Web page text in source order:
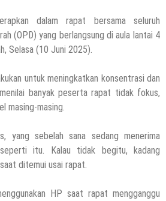
dalam rapat bersama seluruh
(OPD) yang berlangsung di aula lantai 4
Selasa (10 Juni 2025).
untuk meningkatkan konsentrasi dan
banyak peserta rapat tidak fokus,
masing-masing.
yang sebelah sana sedang menerima
itu. Kalau tidak begitu, kadang
ditemui usai rapat.
HP saat rapat mengganggu